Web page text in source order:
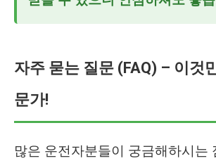
자주 묻는 질문 (FAQ) – 이것
문가!
많은 운전자분들이 궁금해하시는